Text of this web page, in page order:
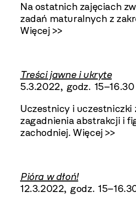
Na ostatnich zajęciach
zadań maturalnych z
Więcej >>
Treści jawne i ukryte
5.3.2022, godz. 15–16.30
Uczestnicy i uczestniczki
zagadnienia abstrakcji i
zachodniej.Więcej >>
Pióra w dłoń!
12.3.2022, godz.